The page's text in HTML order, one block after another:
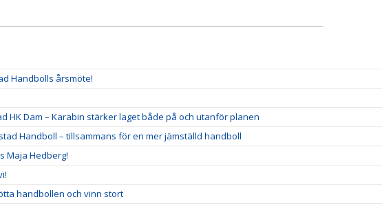
Handbolls årsmöte!
HK Dam – Karabin stärker laget både på och utanför planen
Handboll – tillsammans för en mer jämställd handboll
Maja Hedberg!
handbollen och vinn stort